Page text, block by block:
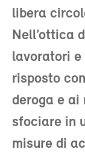
libera
Nell’ottica
lavoratori e
risposto
deroga e ai
sfociare in
misure di